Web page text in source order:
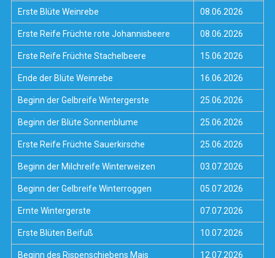
Erste Blüte Weinrebe 08.06.2026
Erste Reife Früchte rote Johannisbeere 08.06.2026
Erste Reife Früchte Stachelbeere 15.06.2026
Ende der Blüte Weinrebe 16.06.2026
Beginn der Gelbreife Wintergerste 25.06.2026
Beginn der Blüte Sonnenblume 25.06.2026
Erste Reife Früchte Sauerkirsche 25.06.2026
Beginn der Milchreife Winterweizen 03.07.2026
Beginn der Gelbreife Winterroggen 05.07.2026
Ernte Wintergerste 07.07.2026
Erste Blüten Beifuß 10.07.2026
Beginn des Rispenschiebens Mais 12.07.2026